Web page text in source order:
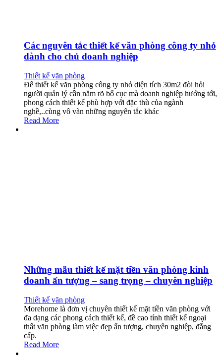
Các nguyên tắc thiết kế văn phòng công ty nhỏ
dành cho chủ doanh nghiệp
Thiết kế văn phòng
Để thiết kế văn phòng công ty nhỏ diện tích 30m2 đòi hỏi
người quản lý cần nắm rõ bố cục mà doanh nghiệp hướng tới,
phong cách thiết kế phù hợp với đặc thù của ngành
nghề,..cùng vô vàn những nguyên tắc khác
Read More
Những mẫu thiết kế mặt tiền văn phòng kinh
doanh ấn tượng – sang trọng – chuyên nghiệp
Thiết kế văn phòng
Morehome là đơn vị chuyên thiết kế mặt tiền văn phòng với
đa dạng các phong cách thiết kế, đề cao tính thiết kế ngoại
thất văn phòng làm việc đẹp ấn tượng, chuyên nghiệp, đẳng
cấp.
Read More